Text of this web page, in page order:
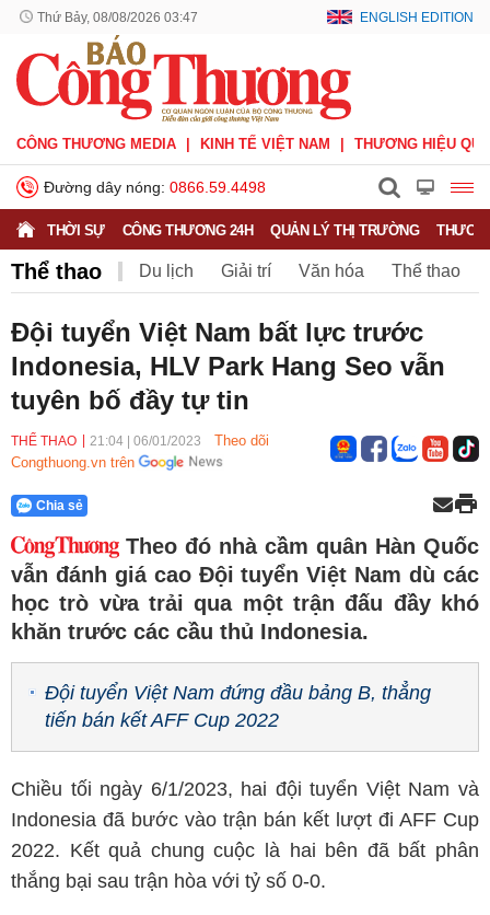
Thứ Bảy, 08/08/2026 03:47 ENGLISH EDITION
CÔNG THƯƠNG MEDIA KINH TẾ VIỆT NAM THƯƠNG HIỆU
Đường dây nóng: 0866.59.4498
THỜI SỰ CÔNG THƯƠNG 24H QUẢN LÝ THỊ TRƯỜNG
Thể thao Du lịch Giải trí Văn hóa Thể thao
V.League
Đội tuyển Việt Nam bất lực trước
Indonesia, HLV Park Hang Seo vẫn
tuyên bố đầy tự tin
THỂ THAO 21:04 06/01/2023
Theo dõi
Congthuong.vn trên
Chia sẻ
Theo đó nhà cầm quân Hàn Quốc
vẫn đánh giá cao Đội tuyển Việt Nam dù các
học trò vừa trải qua một trận đấu đầy khó
khăn trước các cầu thủ Indonesia.
Đội tuyển Việt Nam đứng đầu bảng B, thẳng
tiến bán kết AFF Cup 2022
Chiều tối ngày 6/1/2023, hai đội tuyển Việt Nam và
Indonesia đã bước vào trận bán kết lượt đi AFF Cup
2022. Kết quả chung cuộc là hai bên đã bất phân
thắng bại sau trận hòa với tỷ số 0-0.